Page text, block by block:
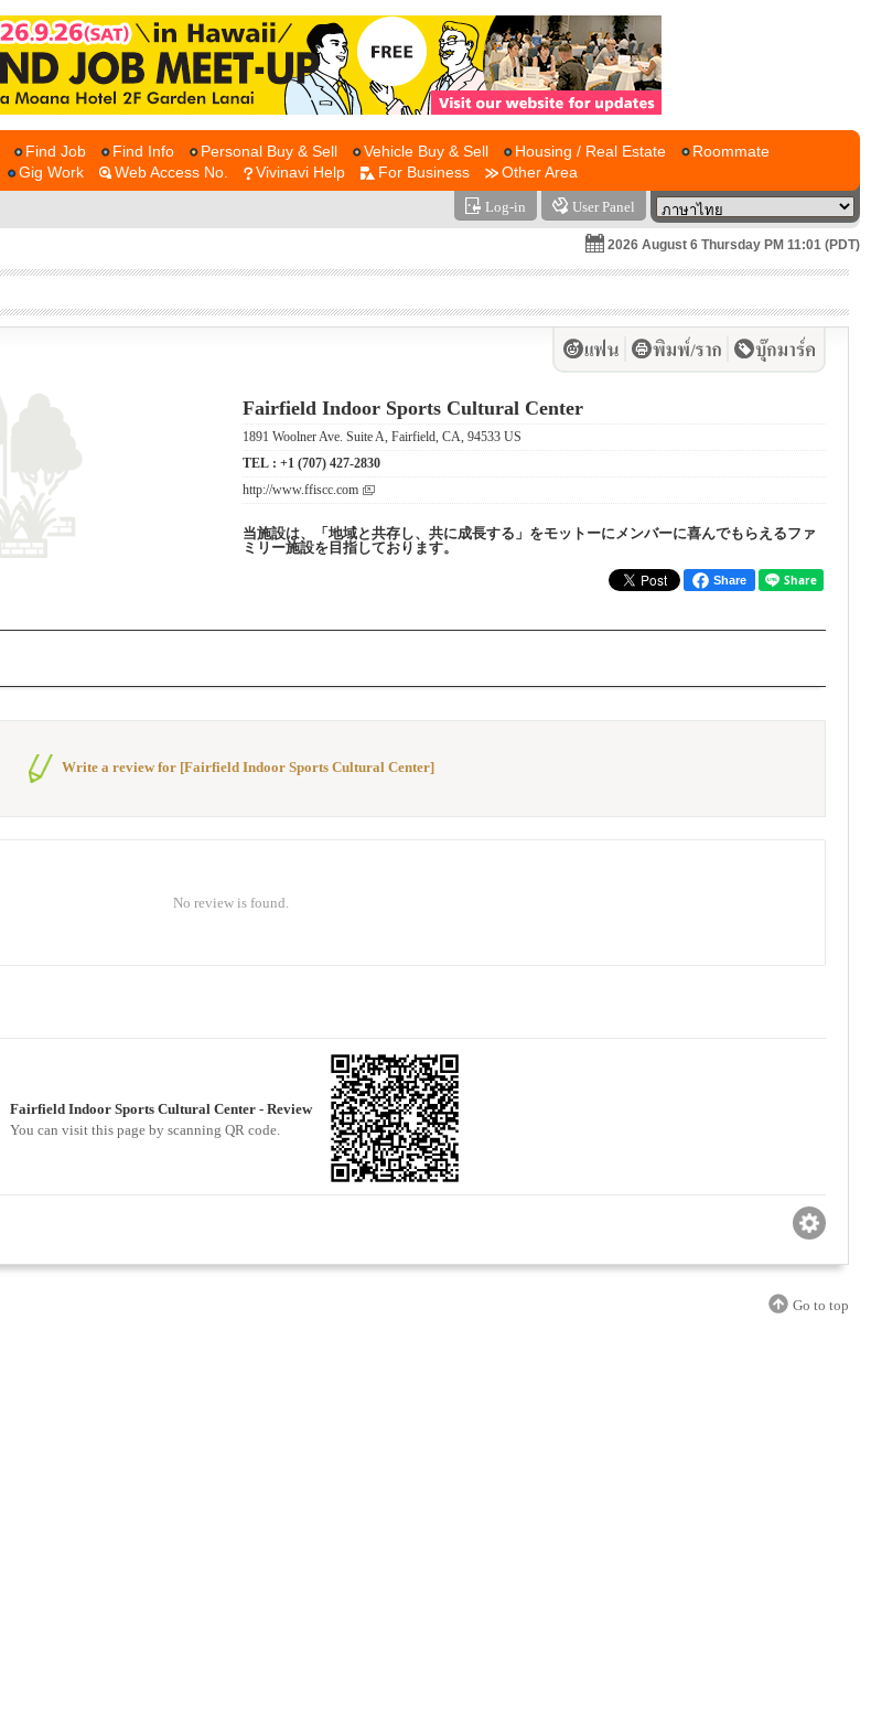
Find Job Find Info Personal Buy & Sell Vehicle Buy & Sell Housing / Real Estate
Roommate
Gig Work Web Access No. Vivinavi Help For Business Other Area
Log-in User Panel
2026 August 6 Thursday PM 11:01 (PDT)
Fairfield Indoor Sports Cultural Center
1891 Woolner Ave. Suite A, Fairfield, CA, 94533 US
TEL : +1 (707) 427-2830
http://www.ffiscc.com
当施設は、「地域と共存し、共に成長する」をモットーにメンバーに喜んでもらえるファ
ミリー施設を目指しております。
Share
Write a review for [Fairfield Indoor Sports Cultural Center]
No review is found.
Fairfield Indoor Sports Cultural Center - Review
You can visit this page by scanning QR code.
Go to top